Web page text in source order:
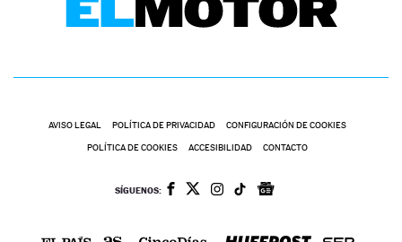
AVISO LEGAL POLÍTICA DE PRIVACIDAD CONFIGURACIÓN DE COOKIES
POLÍTICA DE COOKIES ACCESIBILIDAD CONTACTO
SÍGUENOS: